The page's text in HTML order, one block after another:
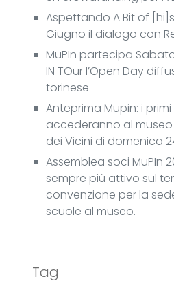
Aspettando A Bit of
Giugno il dialogo con
MuPIn partecipa
IN TOur l’Open Day
torinese
Anteprima Mupin: i
accederanno al
dei Vicini di domenica
Assemblea soci MuPIn
sempre più attivo sul
convenzione per la
scuole al museo.
Tag